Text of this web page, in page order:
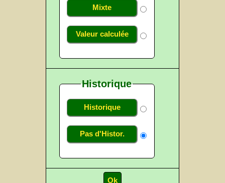
Mixte
Valeur calculée
Historique
Historique
Pas d'Histor.